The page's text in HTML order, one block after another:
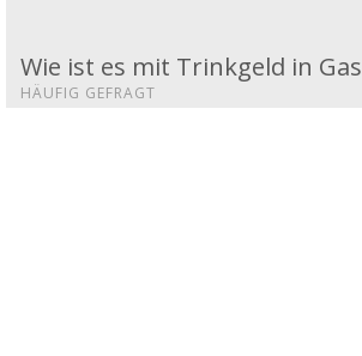
Wie ist es mit Trinkgeld in
HÄUFIG GEFRAGT